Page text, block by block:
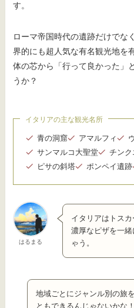
す。
ローマ帝国時代の遺跡だけでな
界的にも超人気な有名観光地を
体の芯から「行って良かった」
うか？
イタリアの主な観光名所
青の洞窟 アマルフィ
サンマルコ大聖堂
チンク
ピサの斜塔
ポンペイ遺跡
はるまる
イタリアはトス
濃厚なピザを一
ゃう。
地域ごとにジャンル別の旅
ともできるんじゃないかな！